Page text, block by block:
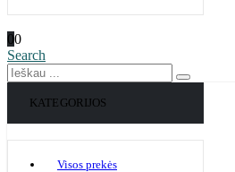
00
Search
KATEGORIJOS
Visos prekės